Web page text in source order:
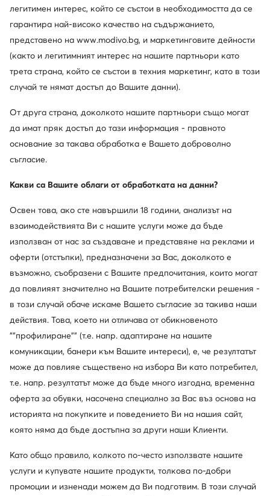
забравяйте да обърнете специално внимание на подметката
на мъжките обувки – колкото повече издатини има, толкова
по-здраво се захваща за земята. Ако също държите на
абсорбцията на удари или водоустойчивата мембрана,
изберете модел, оборудван с иновативни технологии.
Мъжките кубинки са идеално допълнение към есенния и
зимен градски стил. Кафявите модели с връзки се съчетават
най-добре с тъмносини панталони, напр. Черните мъжки
обичате небрежните комбинации с щипка екстравагантност
– съчетайте високитечеpни мъжки кубинкис панталон на
каре, бяла тениска и ретро сако. Търсите зимен стайлинг за
с любимия си костюм и приглушена риза. Следвайки
или куфарче с цвета на обувките си.
Покажи повече
Други клиенти са търсили също
Дамски лоуфъри DeeZee Портфейли Дамски
Love Moschino Adidas Originals
Kappa Jenny Fairy
Wish DC Shoes
Nine West Nelli Blu
Simple GINO ROSSI
Покажете повече марки
легитимен интерес, който се състои в необходимостта да се
гарантира най-високо качество на съдържанието,
представено на www.modivo.bg, и маркетинговите дейности
(както и легитимният интерес на нашите партньори като
трета страна, който се състои в техния маркетинг, като в този
случай те нямат достъп до Вашите данни).
От друга страна, доколкото нашите партньори също могат
да имат пряк достъп до тази информация - правното
основание за такава обработка е Вашето доброволно
съгласие.
Какви са Вашите облаги от обработката на данни?
Освен това, ако сте навършили 18 години, анализът на
взаимодействията Ви с нашите услуги може да бъде
използван от нас за създаване и представяне на реклами и
оферти (отстъпки), предназначени за Вас, доколкото е
възможно, съобразени с Вашите предпочитания, които могат
да повлияят значително на Вашите потребителски решения -
в този случай обаче искаме Вашето съгласие за такива наши
действия. Това, което ни отличава от обикновеното
""профилиране"" (т.е. напр. адаптиране на нашите
комуникации, банери към Вашите интереси), е, че резултатът
може да повлияе съществено на избора Ви като потребител,
т.е. напр. резултатът може да бъде много изгодна, временна
оферта за обувки, насочена специално за Вас въз основа на
историята на покупките и поведението Ви на нашия сайт,
която няма да бъде достъпна за други наши Клиенти.
Като общо правило, колкото по-често използвате нашите
услуги и купувате нашите продукти, толкова по-добри
промоции и изненади можем да Ви подготвим. В този случай